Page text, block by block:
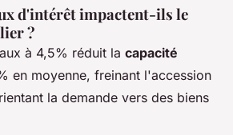
d'intérêt impactent-ils le
?
à 4,5% réduit la capacité
en moyenne, freinant l'accession
la demande vers des biens